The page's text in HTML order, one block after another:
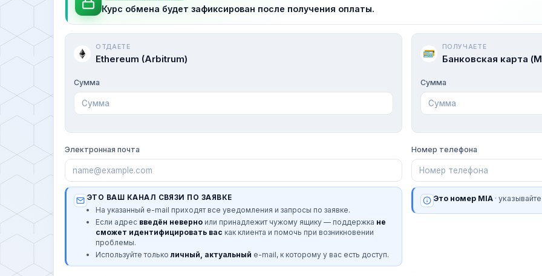
Курс обмена будет зафиксирован после получения оплаты.
ОТДАЕТЕ
Ethereum (Arbitrum)
Сумма
ПОЛУЧАЕТЕ
Банковская карта
Сумма
Электронная почта
ЭТО ВАШ КАНАЛ СВЯЗИ ПО ЗАЯВКЕ
На указанный e-mail приходят все уведомления и запросы по заявке.
Если адрес введён неверно или принадлежит чужому ящику — поддержка не
сможет идентифицировать вас как клиента и помочь при возникновении
проблемы.
Используйте только личный, актуальный e-mail, к которому у вас есть доступ.
Номер телефона
Это номер MIA·